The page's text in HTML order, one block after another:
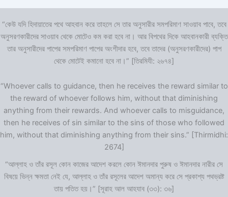
“কেউ যদি হিদায়াতের পথে আহবান করে তাহলে সে তার অনুসারীর সমপরিমাণ সাওয়াব পাবে, তবে
অনুসরণকারীদের সাওয়াব থেকে মোটেও কম করা হবে না। আর বিপথের দিকে আহবানকারী ব্যক্তি
তার অনুসারীদের পাপের সমপরিমাণ পাপের অংশীদার হবে, তবে তাদের (অনুসরণকারীদের) পাপ
থেকে মোটেই কমানো হবে না।” [তিরমিযী: ২৬৭৪]
“Whoever calls to guidance, then he receives the reward similar to
the reward of whoever follows him, without that diminishing
anything from their rewards. And whoever calls to misguidance,
then he receives of sin similar to the sins of those who followed
him, without that diminishing anything from their sins.” [Thirmidhi:
2674]
“আল্লাহ ও তাঁর রসূল কোন কাজের আদেশ করলে কোন ঈমানদার পুরুষ ও ঈমানদার নারীর সে
বিষয়ে ভিন্ন ক্ষমতা নেই যে, আল্লাহ ও তাঁর রসূলের আদেশ অমান্য করে সে প্রকাশ্য পথভ্রষ্ট
তায় পতিত হয়।” [সূরাহ আল আহযাব (৩৩): ৩৬]